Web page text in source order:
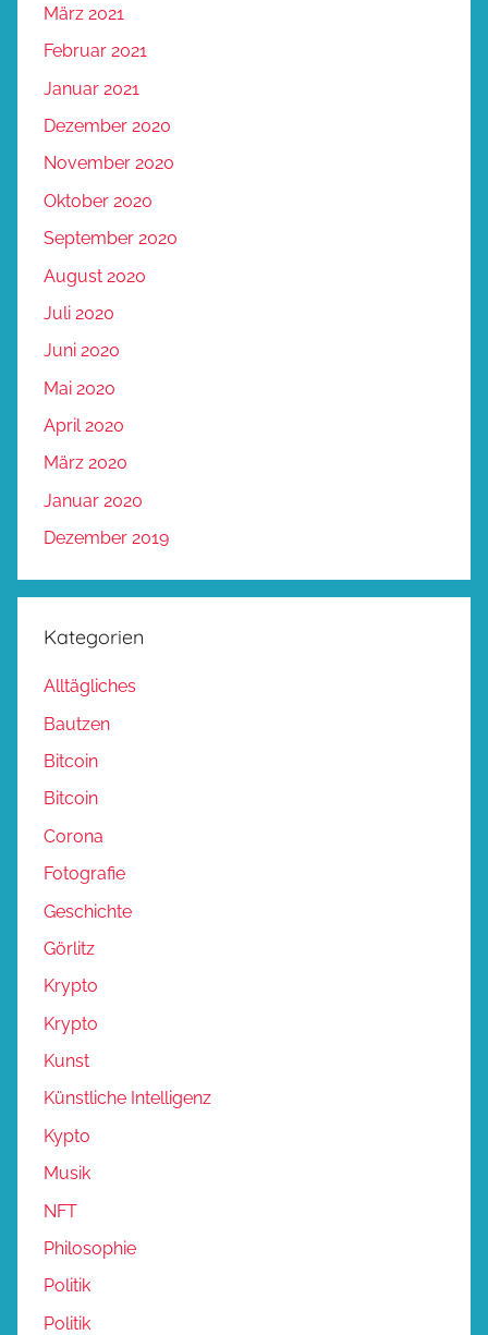
März 2021
Februar 2021
Januar 2021
Dezember 2020
November 2020
Oktober 2020
September 2020
August 2020
Juli 2020
Juni 2020
Mai 2020
April 2020
März 2020
Januar 2020
Dezember 2019
Kategorien
Alltägliches
Bautzen
Bitcoin
Bitcoin
Corona
Fotografie
Geschichte
Görlitz
Krypto
Krypto
Kunst
Künstliche Intelligenz
Kypto
Musik
NFT
Philosophie
Politik
Politik